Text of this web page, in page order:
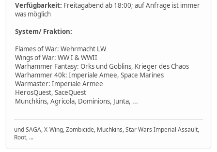
Verfügbarkeit: Freitagabend ab 18:00; auf Anfrage ist immer
was möglich
System/ Fraktion:
Flames of War: Wehrmacht LW
Wings of War: WW I & WWII
Warhammer Fantasy: Orks und Goblins, Krieger des Chaos
Warhammer 40k: Imperiale Amee, Space Marines
Warmaster: Imperiale Armee
HerosQuest, SaceQuest
Munchkins, Agricola, Dominions, Junta, ...
und SAGA, X-Wing, Zombicide, Muchkins, Star Wars Imperial Assault,
Root, ...